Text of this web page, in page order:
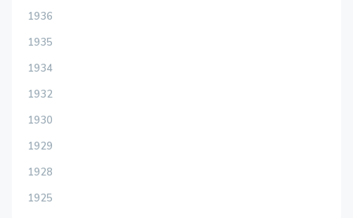
1936
1935
1934
1932
1930
1929
1928
1925